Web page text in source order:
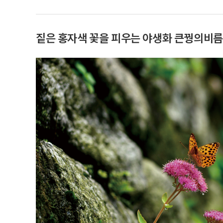
짙은 홍자색 꽃을 피우는 야생화 큰꿩의비